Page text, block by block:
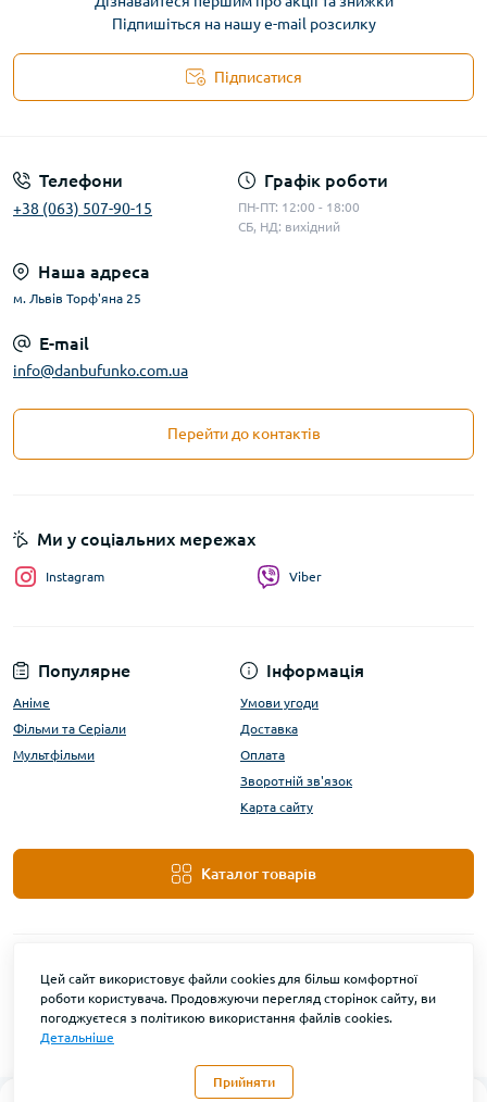
Підпишіться на нашу e-mail розсилку
Підписатися
Телефони
+38 (063) 507-90-15
Графік роботи
ПН-ПТ: 12:00 - 18:00
СБ, НД: вихідний
Наша адреса
м. Львів Торф'яна 25
E-mail
info@danbufunko.com.ua
Перейти до контактів
Популярне
Аніме
Фільми та Серіали
Мультфільми
Інформація
Умови угоди
Доставка
Оплата
Зворотній зв'язок
Карта сайту
Каталог товарів
Ми у соціальних мережах
Instagram Viber
Цей сайт використовує файли cookies для більш комфортної
роботи користувача. Продовжуючи перегляд сторінок сайту, ви
погоджуєтеся з політикою використання файлів cookies.
Детальніше
Прийняти